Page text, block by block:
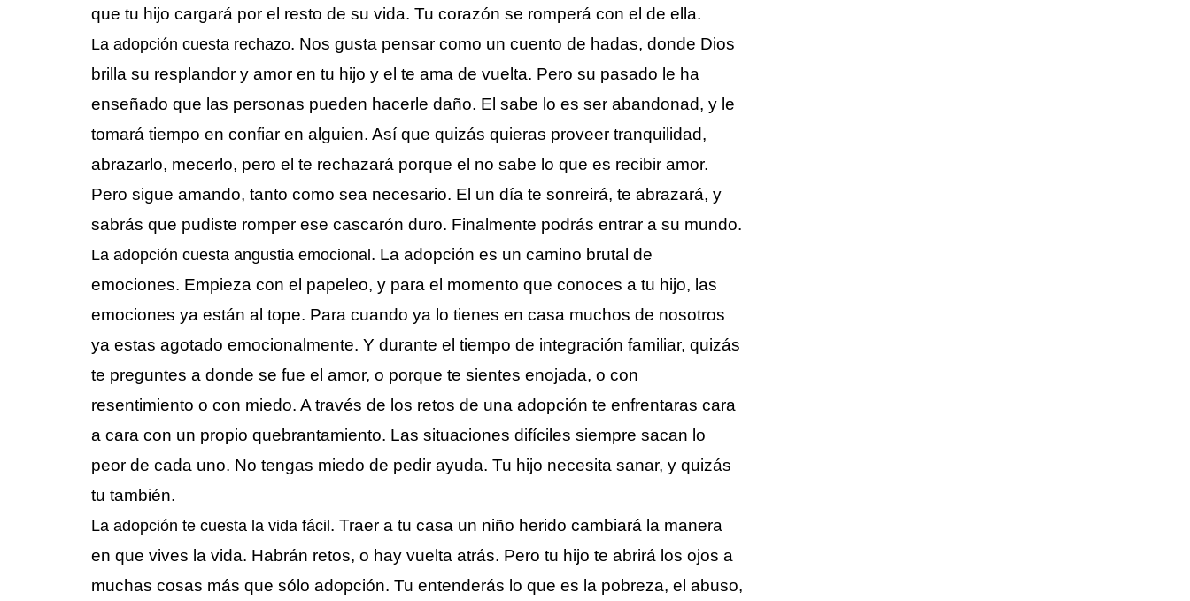
que tu hijo cargará por el resto de su vida. Tu corazón se romperá con el de ella.
La adopción cuesta rechazo. Nos gusta pensar como un cuento de hadas, donde Dios
brilla su resplandor y amor en tu hijo y el te ama de vuelta. Pero su pasado le ha
enseñado que las personas pueden hacerle daño. El sabe lo es ser abandonad, y le
tomará tiempo en confiar en alguien. Así que quizás quieras proveer tranquilidad,
abrazarlo, mecerlo, pero el te rechazará porque el no sabe lo que es recibir amor.
Pero sigue amando, tanto como sea necesario. El un día te sonreirá, te abrazará, y
sabrás que pudiste romper ese cascarón duro. Finalmente podrás entrar a su mundo.
La adopción cuesta angustia emocional. La adopción es un camino brutal de
emociones. Empieza con el papeleo, y para el momento que conoces a tu hijo, las
emociones ya están al tope. Para cuando ya lo tienes en casa muchos de nosotros
ya estas agotado emocionalmente. Y durante el tiempo de integración familiar, quizás
te preguntes a donde se fue el amor, o porque te sientes enojada, o con
resentimiento o con miedo. A través de los retos de una adopción te enfrentaras cara
a cara con un propio quebrantamiento. Las situaciones difíciles siempre sacan lo
peor de cada uno. No tengas miedo de pedir ayuda. Tu hijo necesita sanar, y quizás
tu también.
La adopción te cuesta la vida fácil. Traer a tu casa un niño herido cambiará la manera
en que vives la vida. Habrán retos, o hay vuelta atrás. Pero tu hijo te abrirá los ojos a
muchas cosas más que sólo adopción. Tu entenderás lo que es la pobreza, el abuso,